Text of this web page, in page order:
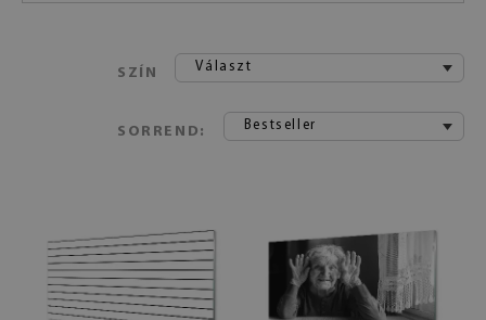
SZÍN Választ
SORREND: Bestseller